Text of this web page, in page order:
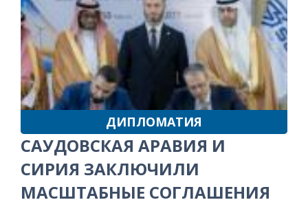
ДИПЛОМАТИЯ
САУДОВСКАЯ АРАВИЯ И
СИРИЯ ЗАКЛЮЧИЛИ
МАСШТАБНЫЕ СОГЛАШЕНИЯ